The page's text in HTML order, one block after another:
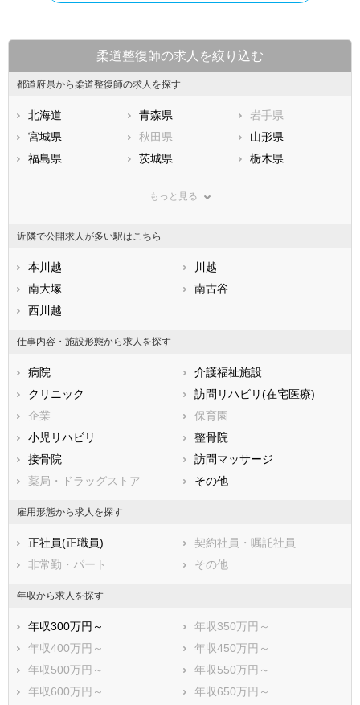
柔道整復師の求人を絞り込む
都道府県から柔道整復師の求人を探す
北海道 青森県
岩手県
宮城県
秋田県
山形県
福島県
茨城県
栃木県
神奈川県
石川県
福井県
静岡県
滋賀県
兵庫県
香川県
高知県
福岡県
長崎県
熊本県
鹿児島県
もっと見る
近隣で公開求人が多い駅はこちら
本川越
川越
南大塚
南古谷
西川越
仕事内容・施設形態から求人を探す
病院
介護福祉施設
クリニック
訪問リハビリ(在宅医療)
企業
保育園
小児リハビリ
整骨院
接骨院
訪問マッサージ
薬局・ドラッグストア
その他
雇用形態から求人を探す
正社員(正職員)
契約社員・嘱託社員
非常勤・パート
その他
年収から求人を探す
年収300万円～
年収350万円～
年収400万円～
年収450万円～
年収500万円～
年収550万円～
年収600万円～
年収650万円～